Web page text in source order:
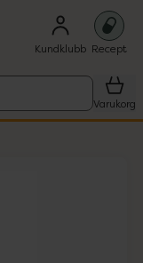
Kundklubb Recept
Varukorg